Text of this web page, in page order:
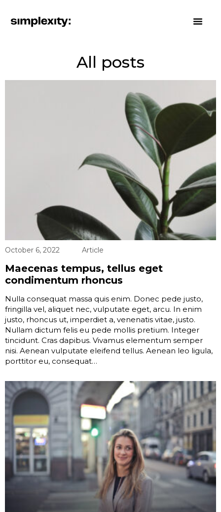
All posts
October 6, 2022 Article
Maecenas tempus, tellus eget
condimentum rhoncus
Nulla consequat massa quis enim. Donec pede justo,
fringilla vel, aliquet nec, vulputate eget, arcu. In enim
justo, rhoncus ut, imperdiet a, venenatis vitae, justo.
Nullam dictum felis eu pede mollis pretium. Integer
tincidunt. Cras dapibus. Vivamus elementum semper
nisi. Aenean vulputate eleifend tellus. Aenean leo ligula,
porttitor eu, consequat…